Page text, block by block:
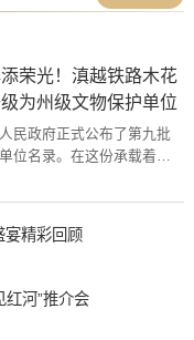
荣光！滇越铁路木花
为州级文物保护单位
民政府正式公布了第九批
位名录。在这份承载着历
光荣入选！这不仅是对这
遗产、传承历史文化道路
远人来说，滇越铁路木花
一座桥，更是一位相伴百
宴精彩回顾
红河”推介会